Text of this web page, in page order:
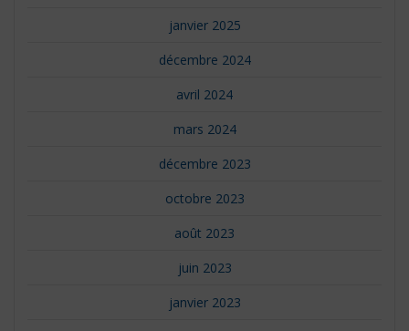
janvier 2025
décembre 2024
avril 2024
mars 2024
décembre 2023
octobre 2023
août 2023
juin 2023
janvier 2023